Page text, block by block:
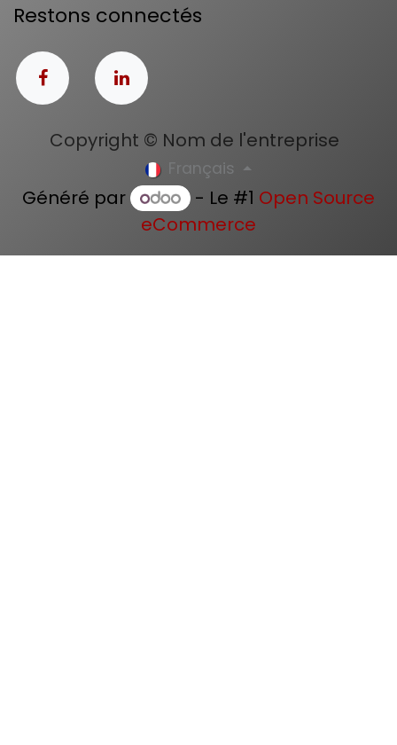
Restons connectés
Copyright © Nom de l'entreprise
Français
Généré par - Le #1 Open Source
eCommerce